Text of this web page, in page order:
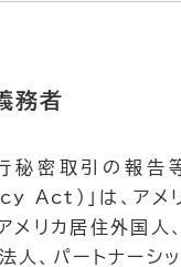
者
秘密取引の報告
Act）」は、アメ
メリカ居住外国人
人、パートナーシ